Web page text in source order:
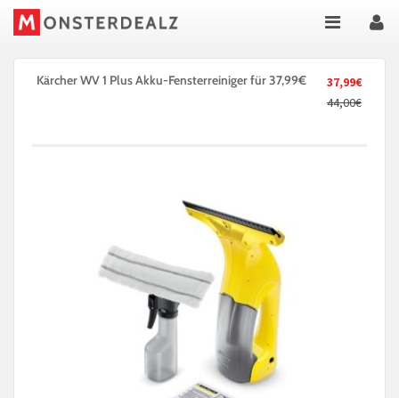
37,99€
44,00€
Kärcher WV 1 Plus Akku-Fensterreiniger für 37,99€